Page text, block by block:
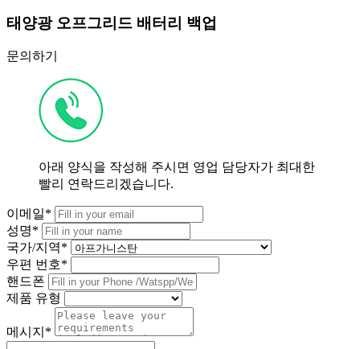
태양광 오프그리드 배터리 백업
문의하기
아래 양식을 작성해 주시면 영업 담당자가 최대한
빨리 연락드리겠습니다.
이메일*
성명*
국가/지역*
우편 번호*
핸드폰
제품 유형
메시지*